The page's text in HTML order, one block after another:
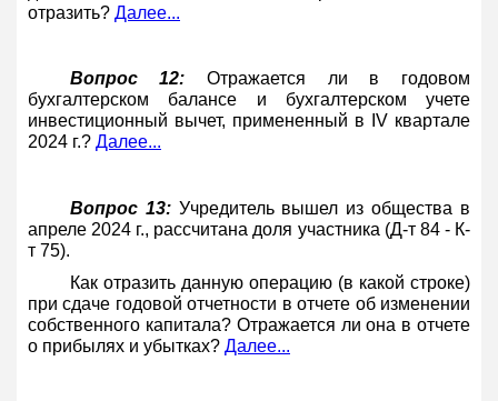
отразить? Далее...
Вопрос 12: Отражается ли в годовом
бухгалтерском балансе и бухгалтерском учете
инвестиционный вычет, примененный в IV квартале
2024 г.? Далее...
Вопрос 13:Учредитель вышел из общества в
апреле 2024 г., рассчитана доля участника (Д-т 84 - К-
т 75).
Как отразить данную операцию (в какой строке)
при сдаче годовой отчетности в отчете об изменении
собственного капитала? Отражается ли она в отчете
о прибылях и убытках? Далее...